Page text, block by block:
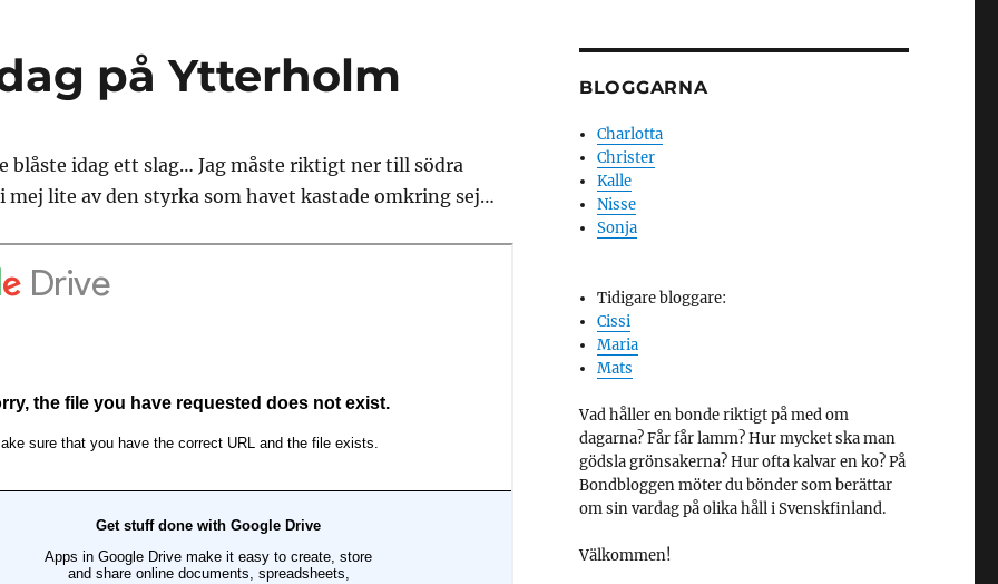
på Ytterholm
blåste idag ett slag… Jag måste riktigt ner till södra
mej lite av den styrka som havet kastade omkring sej…
BLOGGARNA
Charlotta
Christer
Kalle
Nisse
Sonja
Tidigare bloggare:
Cissi
Maria
Mats
Vad håller en bonde riktigt på med om
dagarna? Får får lamm? Hur mycket ska man
gödsla grönsakerna? Hur ofta kalvar en ko? På
Bondbloggen möter du bönder som berättar
om sin vardag på olika håll i Svenskfinland.
Välkommen!